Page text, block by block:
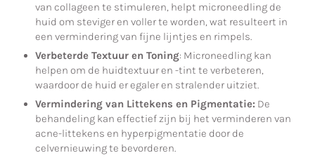
van collageen te stimuleren, helpt microneedling de
huid om steviger en voller te worden, wat resulteert in
een vermindering van fijne lijntjes en rimpels.
Verbeterde Textuur en Toning: Microneedling kan
helpen om de huidtextuur en -tint te verbeteren,
waardoor de huid er egaler en stralender uitziet.
Vermindering van Littekens en Pigmentatie: De
behandeling kan effectief zijn bij het verminderen van
acne-littekens en hyperpigmentatie door de
celvernieuwing te bevorderen.